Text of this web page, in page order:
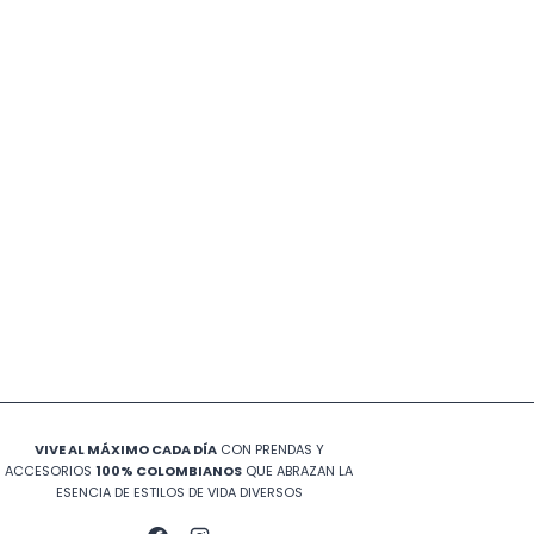
VIVE AL MÁXIMO CADA DÍACON PRENDAS Y
ACCESORIOS 100% COLOMBIANOS QUE ABRAZAN LA
ESENCIA DE ESTILOS DE VIDA DIVERSOS